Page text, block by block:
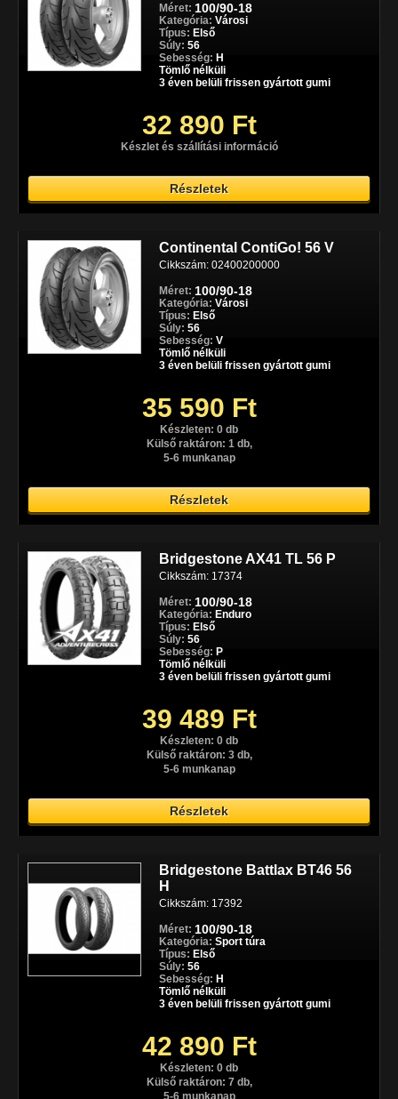
Méret: 100/90-18
Kategória: Városi
Típus: Első
Súly: 56
Sebesség: H
Tömlő nélküli
3 éven belüli frissen gyártott gumi
32 890 Ft
Készlet és szállítási információ
Részletek
Continental ContiGo! 56 V
Cikkszám: 02400200000
Méret: 100/90-18
Kategória: Városi
Típus: Első
Súly: 56
Sebesség: V
Tömlő nélküli
3 éven belüli frissen gyártott gumi
35 590 Ft
Készleten: 0 db
Külső raktáron: 1 db,
5-6 munkanap
Részletek
Bridgestone AX41 TL 56 P
Cikkszám: 17374
Méret: 100/90-18
Kategória: Enduro
Típus: Első
Súly: 56
Sebesség: P
Tömlő nélküli
3 éven belüli frissen gyártott gumi
39 489 Ft
Készleten: 0 db
Külső raktáron: 3 db,
5-6 munkanap
Részletek
Bridgestone Battlax BT46 56
H
Cikkszám: 17392
Méret: 100/90-18
Kategória: Sport túra
Típus: Első
Súly: 56
Sebesség: H
Tömlő nélküli
3 éven belüli frissen gyártott gumi
42 890 Ft
Készleten: 0 db
Külső raktáron: 7 db,
5-6 munkanap